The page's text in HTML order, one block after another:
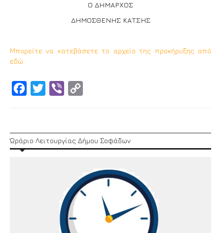
Ο ΔΗΜΑΡΧΟΣ
ΔΗΜΟΣΘΕΝΗΣ ΚΑΤΣΗΣ
Μπορείτε να κατεβάσετε το αρχείο της προκήρυξης από
εδώ.
Facebook
Twitter Viber
Ώράριο Λειτουργίας Δήμου Σοφάδων